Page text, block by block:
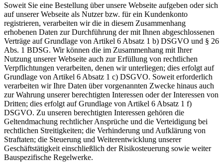
Soweit Sie eine Bestellung über unsere Webseite aufgeben oder sich
auf unserer Webseite als Nutzer bzw. für ein Kundenkonto
registrieren, verarbeiten wir die in diesem Zusammenhang
erhobenen Daten zur Durchführung der mit Ihnen abgeschlossenen
Verträge auf Grundlage von Artikel 6 Absatz 1 b) DSGVO und § 26
Abs. 1 BDSG. Wir können die im Zusammenhang mit Ihrer
Nutzung unserer Webseite auch zur Erfüllung von rechtlichen
Verpflichtungen verarbeiten, denen wir unterliegen; dies erfolgt auf
Grundlage von Artikel 6 Absatz 1 c) DSGVO. Soweit erforderlich
verarbeiten wir Ihre Daten über vorgenannten Zwecke hinaus auch
zur Wahrung unserer berechtigten Interessen oder der Interessen von
Dritten; dies erfolgt auf Grundlage von Artikel 6 Absatz 1 f)
DSGVO. Zu unseren berechtigten Interessen gehören die
Geltendmachung rechtlicher Ansprüche und die Verteidigung bei
rechtlichen Streitigkeiten; die Verhinderung und Aufklärung von
Straftaten; die Steuerung und Weiterentwicklung unserer
Geschäftstätigkeit einschließlich der Risikosteuerung sowie weiter
Bauspezifische Regelwerke.